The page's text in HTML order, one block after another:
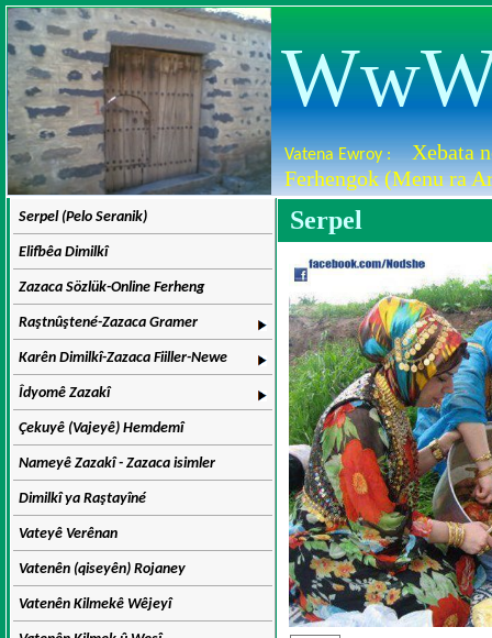
Vatena Ewroy :
Xebata
Ferhengok (Menu ra
Serpel (Pelo Seranik)
Elifbêa Dimilkî
Zazaca Sözlük-Online Ferheng
Raştnûştené-Zazaca Gramer
Karên Dimilkî-Zazaca Fiiller-Newe
Îdyomê Zazakî
Çekuyê (Vajeyê) Hemdemî
Nameyê Zazakî - Zazaca isimler
Dimilkî ya Raştayîné
Vateyê Verênan
Vatenên (qiseyên) Rojaney
Vatenên Kilmekê Wêjeyî
Serpel